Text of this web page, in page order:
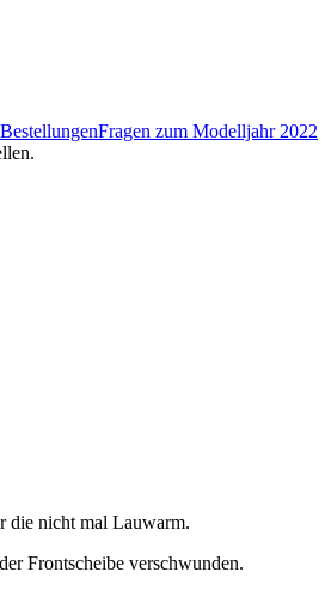
Fragen zum Modelljahr 2022
die nicht mal Lauwarm.
Frontscheibe verschwunden.